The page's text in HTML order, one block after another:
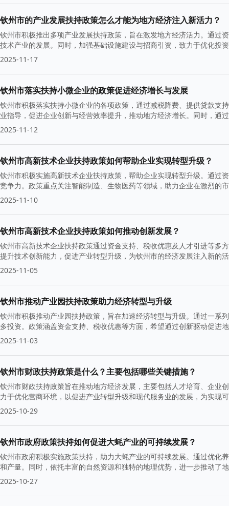
钦州市的产业发展扶持政策怎么才能为地方经济注入新活力？
钦州市积极推出多项产业发展扶持政策，旨在激发地方经济活力。通过
技术产业的发展。同时，加强基础设施建设与招商引资，致力于优化投
2025-11-17
钦州市落实扶持小微企业的政策促进经济增长与发展
钦州市积极落实扶持小微企业的各项政策，通过减税降费、提供贷款支
业指导，促进企业创新与经营效率提升，推动地方经济增长。同时，通
双提升。
2025-11-12
钦州市高新技术企业扶持政策如何帮助企业实现转型升级？
钦州市积极实施高新技术企业扶持政策，帮助企业实现转型升级。通过
竞争力。政策重点关注智能制造、生物医药等领域，助力企业在激烈的
2025-11-10
钦州市高新技术企业扶持政策如何推动创新发展？
钦州市高新技术企业扶持政策通过资金支持、税收优惠及人才引进等多
提升技术创新能力，促进产业转型升级，为钦州市的经济发展注入新的
境。
2025-11-05
钦州市推动产业园扶持政策助力经济转型与升级
钦州市积极推动产业园扶持政策，旨在加速经济转型与升级。通过一系
多投资。政策涵盖资金支持、税收优惠等方面，希望通过创新驱动促进
2025-11-03
钦州市财政扶持政策是什么？主要包括哪些关键措施？
钦州市财政扶持政策旨在推动地方经济发展，主要包括人才培育、企业
力于优化营商环境，以促进产业转型升级和现代服务业的发展，为实现
2025-10-29
钦州市政府政策扶持如何促进大蚝产业的可持续发展？
钦州市政府积极实施政策扶持，助力大蚝产业的可持续发展。通过优化
和产量。同时，依托丰富的自然资源和独特的地理优势，进一步推动了
的重要支柱。
2025-10-27